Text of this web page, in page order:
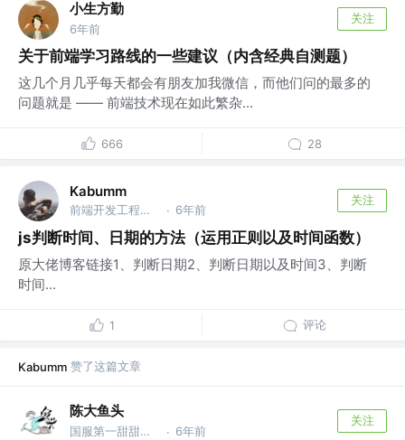
小生方勤
6年前
关注
关于前端学习路线的一些建议（内含经典自测题）
这几个月几乎每天都会有朋友加我微信，而他们问的最多的
问题就是 —— 前端技术现在如此繁杂...
666 28
Kabumm
前端开发工程师 @海致星图科技有限公司 · 6年前
关注
js判断时间、日期的方法（运用正则以及时间函数）
原大佬博客链接1、判断日期2、判断日期以及时间3、判断
时间...
1 评论
Kabumm 赞了这篇文章
陈大鱼头
国服第一甜甜圈 @国服第一海洋 · 6年前
关注